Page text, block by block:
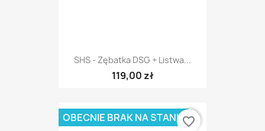
SHS - Zębatka DSG + Listwa...
119,00 zł
OBECNIE BRAK NA STANIEfavorite_border